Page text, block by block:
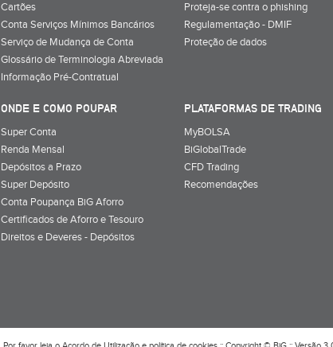
Cartões
Conta Serviços Mínimos Bancários
Serviço de Mudança de Conta
Glossário de Terminologia Abreviada
Informação Pré-Contratual
Proteja-se contra o phishing
Regulamentação - DMIF
Proteção de dados
ONDE E COMO POUPAR
Super Conta
Renda Mensal
Depósitos a Prazo
Super Depósito
Conta Poupança BiG Aforro
Certificados de Aforro e Tesouro
Direitos e Deveres - Depósitos
PLATAFORMAS DE TRADING
MyBOLSA
BiGlobalTrade
CFD Trading
Recomendações